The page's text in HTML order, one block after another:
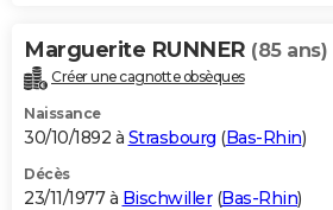
Marguerite RUNNER (85 ans)
Créer une cagnotte obsèques
Naissance
30/10/1892 à Strasbourg (Bas-Rhin)
Décès
23/11/1977 à Bischwiller(Bas-Rhin)